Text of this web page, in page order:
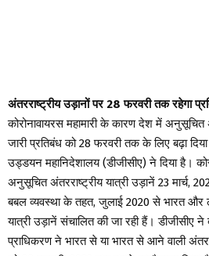
अंतरराष्ट्रीय उड़ानों पर 28 फरवरी तक रहेगा
कोरोनावायरस महामारी के कारण देश में अनुसूचित
जारी प्रतिबंध को 28 फरवरी तक के लिए बढ़ा
उड्डयन महानिदेशालय (डीजीसीए) ने दिया है।
अनुसूचित अंतरराष्ट्रीय यात्री उड़ानें 23 मार्च,
बबल व्यवस्था के तहत, जुलाई 2020 से भारत और
यात्री उड़ानें संचालित की जा रही हैं। डीजीसीए
प्राधिकरण ने भारत से या भारत से आने वाली